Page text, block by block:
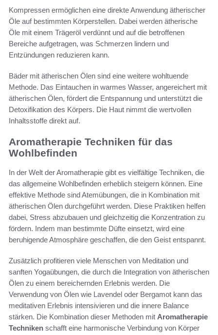
Kompressen ermöglichen eine direkte Anwendung ätherischer
Öle auf bestimmten Körperstellen. Dabei werden ätherische
Öle mit einem Trägeröl verdünnt und auf die betroffenen
Bereiche aufgetragen, was Schmerzen lindern und
Entzündungen reduzieren kann.
Bäder mit ätherischen Ölen sind eine weitere wohltuende
Methode. Das Eintauchen in warmes Wasser, angereichert mit
ätherischen Ölen, fördert die Entspannung und unterstützt die
Detoxifikation des Körpers. Die Haut nimmt die wertvollen
Inhaltsstoffe direkt auf.
Aromatherapie Techniken für das
Wohlbefinden
In der Welt der Aromatherapie gibt es vielfältige Techniken, die
das allgemeine Wohlbefinden erheblich steigern können. Eine
effektive Methode sind Atemübungen, die in Kombination mit
ätherischen Ölen durchgeführt werden. Diese Praktiken helfen
dabei, Stress abzubauen und gleichzeitig die Konzentration zu
fördern. Indem man bestimmte Düfte einsetzt, wird eine
beruhigende Atmosphäre geschaffen, die den Geist entspannt.
Zusätzlich profitieren viele Menschen von Meditation und
sanften Yogaübungen, die durch die Integration von ätherischen
Ölen zu einem bereichernden Erlebnis werden. Die
Verwendung von Ölen wie Lavendel oder Bergamot kann das
meditativen Erlebnis intensivieren und die innere Balance
stärken. Die Kombination dieser Methoden mit Aromatherapie
Techniken schafft eine harmonische Verbindung von Körper